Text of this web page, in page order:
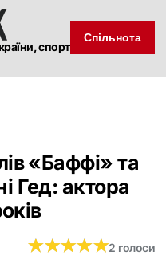
спорт
Спільнота
«Баффі» та
Гед: актора
★★★★★
★★★★★2 голоси